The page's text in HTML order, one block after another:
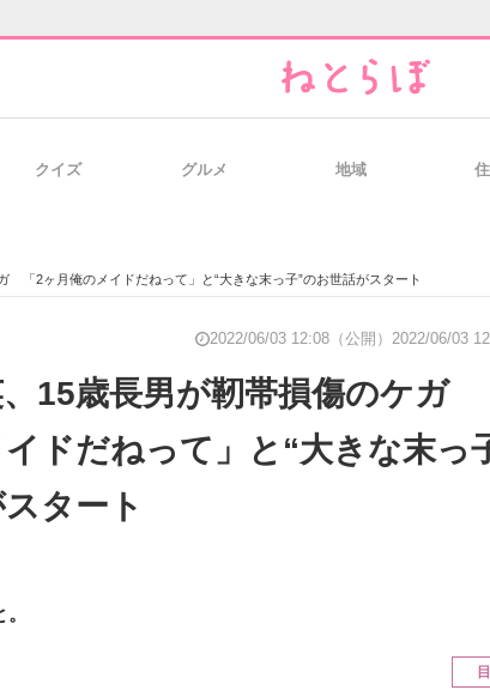
企業向けIT製品の総合サイト IT製品の技術・比較・事例
クイズ グルメ 地域
「2ヶ月俺のメイドだねって」と“大きな末っ子”のお世話がスタート
2022/06/03 12:08（公開） 2022/06/03
、15歳長男が靭帯損傷のケガ
イドだねって」と“大きな末っ
タート